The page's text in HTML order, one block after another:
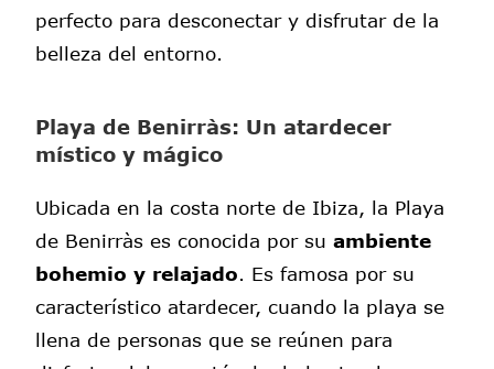
perfecto para desconectar y disfrutar de la
belleza del entorno.
Playa de Benirràs: Un atardecer
místico y mágico
Ubicada en la costa norte de Ibiza, la Playa
de Benirràs es conocida por suambiente
bohemio y relajado. Es famosa por su
característico atardecer, cuando la playa se
llena de personas que se reúnen para